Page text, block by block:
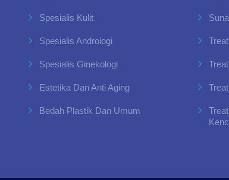
Spesialis Kulit
Spesialis Andrologi
Spesialis Ginekologi
Estetika Dan Anti Aging
Bedah Plastik Dan Umum